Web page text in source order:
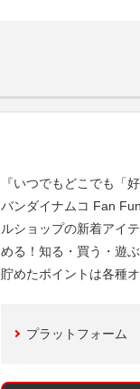
『いつでもどこでも「
バンダイナムコ Fan
ルショップの新着アイ
める！知る・買う・遊
貯めたポイントは各種
プラットフォーム